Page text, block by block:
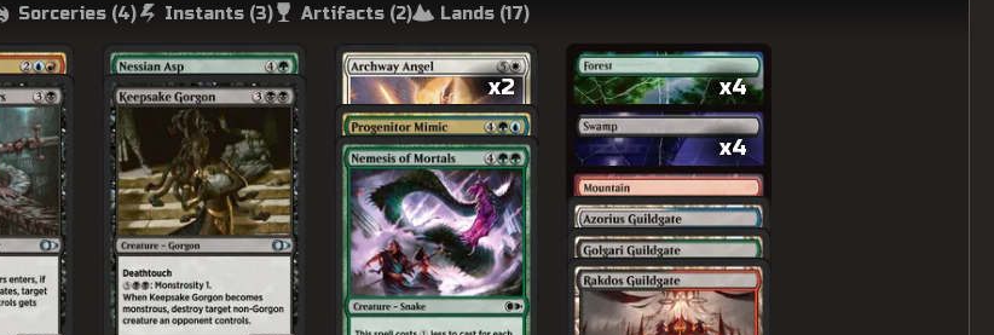
Sorceries (4) Instants (3) Artifacts (2) Lands (17)
x2 x4
x4